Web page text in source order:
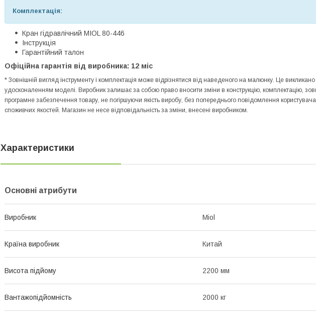
Комплектація:
Кран гідравлічний MIOL 80-446
Інструкція
Гарантійний талон
Офіційна гарантія від виробника: 12 міс
* Зовнішній вигляд інструменту і комплектація може відрізнятися від наведеного на малюнку. Це
удосконаленням моделі. Виробник залишає за собою право вносити зміни в конструкцію, комплектацію,
програмне забезпечення товару, не погіршуючи якість виробу, без попереднього повідомлення
споживчих якостей. Магазин не несе відповідальність за зміни, внесені виробником.
Характеристики
Основні атрибути
Виробник Miol
Країна виробник Китай
Висота підйому 2200 мм
Вантажопідйомність 2000 кг